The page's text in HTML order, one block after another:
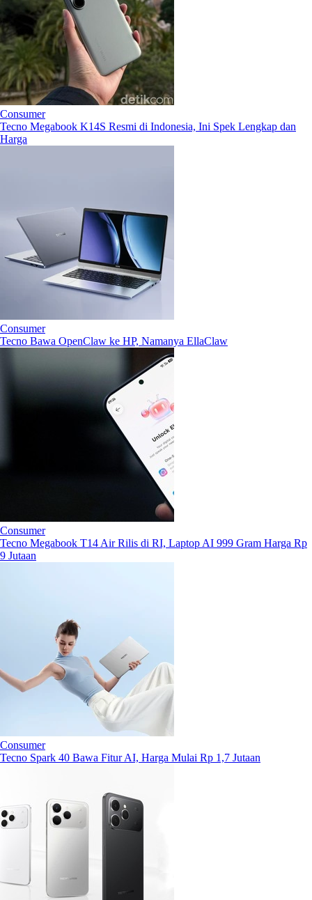
Consumer
Tecno Megabook K14S Resmi di Indonesia, Ini Spek Lengkap dan
Harga
Consumer
Tecno Bawa OpenClaw ke HP, Namanya EllaClaw
Consumer
Tecno Megabook T14 Air Rilis di RI, Laptop AI 999 Gram Harga Rp
9 Jutaan
Consumer
Tecno Spark 40 Bawa Fitur AI, Harga Mulai Rp 1,7 Jutaan